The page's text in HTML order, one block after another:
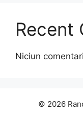
Recent
Niciun
© 2026